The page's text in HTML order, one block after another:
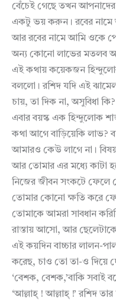
বেঁচেই গেছে তখন
একটু ভয় করুন। রবের নামে
আর রবের নামে আমি ওকে
অন্য কোনো লাভের মতলব
এই কথায় কয়েকজন
বললো। রশিদ যদি এই
চায়, তা দিক না, অসুবিধা কি?
এবার বয়স্ক এক হিন্দুলোক
কথা আগে বাড়িয়েকি লাভ?
আমারও কেউ লাগে না।
আর তোমার এর মধ্যে কাটা
নিজের জীবন সংকটে ফেলে
তোমার কোনো ক্ষতি করে
তোমাকে আমরা সাবধান
রাস্তায় আসো, আর
এই কয়দিন বাচ্চার লালন-
করেছ, চাও তো তা-ও দিয়ে
‘বেশক, বেশক,’বাকি সবাই
‘আল্লাহ্ ! আল্লাহ্ !’ রশিদ